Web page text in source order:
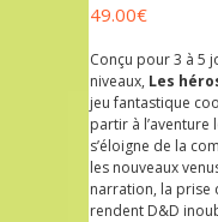
49.00€
Conçu pour 3 à 5
niveaux, Les
jeu fantastique
partir à l’aventure
s’éloigne de la
les nouveaux
narration, la prise
rendent D&D